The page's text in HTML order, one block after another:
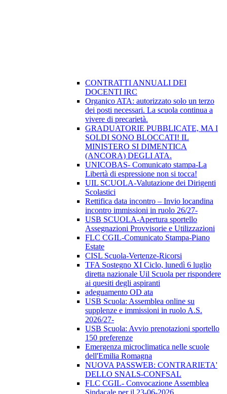
CONTRATTI ANNUALI DEI
DOCENTI IRC
Organico ATA: autorizzato solo un terzo
dei posti necessari. La scuola continua a
vivere di precarietà.
GRADUATORIE PUBBLICATE, MA I
SOLDI SONO BLOCCATI! IL
MINISTERO SI DIMENTICA
(ANCORA) DEGLI ATA.
UNICOBAS- Comunicato stampa-La
Libertà di espressione non si tocca!
UIL SCUOLA-Valutazione dei Dirigenti
Scolastici
Rettifica data incontro – Invio locandina
incontro immissioni in ruolo 26/27-
USB SCUOLA-Apertura sportello
Assegnazioni Provvisorie e Utilizzazioni
FLC CGIL-Comunicato Stampa-Piano
Estate
CISL Scuola-Vertenze-Ricorsi
TFA Sostegno XI Ciclo, lunedì 6 luglio
diretta nazionale Uil Scuola per rispondere
ai quesiti degli aspiranti
adeguamento OD ata
USB Scuola: Assemblea online su
supplenze e immissioni in ruolo A.S.
2026/27-
USB Scuola: Avvio prenotazioni sportello
150 preferenze
Emergenza microclimatica nelle scuole
dell'Emilia Romagna
NUOVA PASSWEB: CONTRARIETA'
DELLO SNALS-CONFSAL
FLC CGIL- Convocazione Assemblea